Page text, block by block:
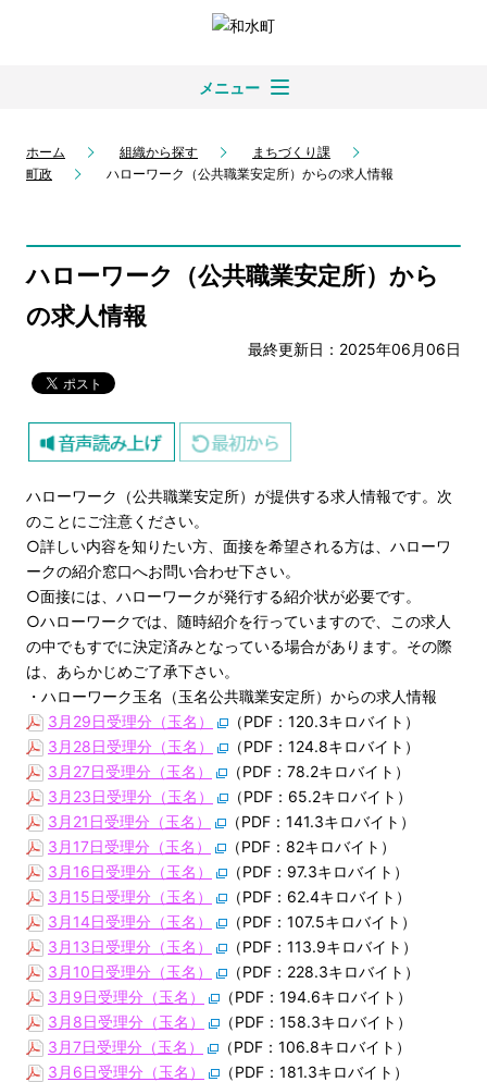
メニュー
ホーム 組織から探す
まちづくり課
町政
ハローワーク（公共職業安定所）からの求人情報
ハローワーク（公共職業安定所）から
の求人情報
最終更新日：2025年06月06日
ハローワーク（公共職業安定所）が提供する求人情報です。次
のことにご注意ください。
○詳しい内容を知りたい方、面接を希望される方は、ハローワ
ークの紹介窓口へお問い合わせ下さい。
○面接には、ハローワークが発行する紹介状が必要です。
○ハローワークでは、随時紹介を行っていますので、この求人
の中でもすでに決定済みとなっている場合があります。その際
は、あらかじめご了承下さい。
・ハローワーク玉名（玉名公共職業安定所）からの求人情報
3月29日受理分（玉名）
（PDF：120.3キロバイト）
3月28日受理分（玉名）
（PDF：124.8キロバイト）
3月27日受理分（玉名）
（PDF：78.2キロバイト）
3月23日受理分（玉名）
（PDF：65.2キロバイト）
3月21日受理分（玉名）
（PDF：141.3キロバイト）
3月17日受理分（玉名）
（PDF：82キロバイト）
3月16日受理分（玉名）
（PDF：97.3キロバイト）
3月15日受理分（玉名）
（PDF：62.4キロバイト）
3月14日受理分（玉名）
（PDF：107.5キロバイト）
3月13日受理分（玉名）
（PDF：113.9キロバイト）
3月10日受理分（玉名）
（PDF：228.3キロバイト）
3月9日受理分（玉名）
（PDF：194.6キロバイト）
3月8日受理分（玉名）
（PDF：158.3キロバイト）
3月7日受理分（玉名）
（PDF：106.8キロバイト）
3月6日受理分（玉名）
（PDF：181.3キロバイト）